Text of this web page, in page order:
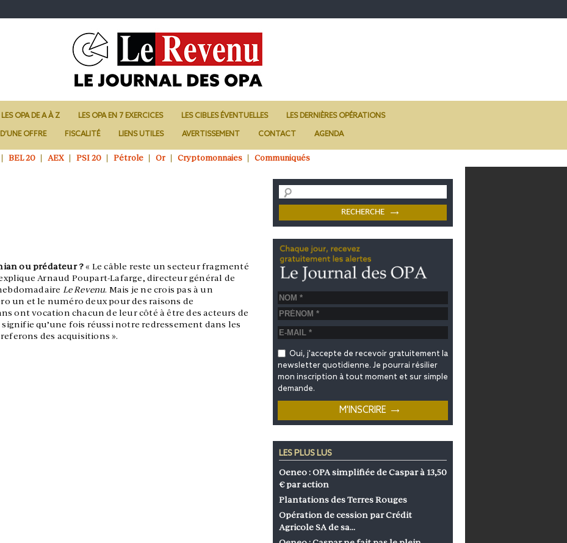
LES OPA DE A À Z LES OPA EN 7 EXERCICES LES CIBLES ÉVENTUELLES LES DERNIÈRES OPÉRATIONS
OFFRE FISCALITÉ LIENS UTILES AVERTISSEMENT CONTACT AGENDA
BEL 20 AEX PSI 20 Pétrole Or Cryptomonnaies Communiqués
ou prédateur ?« Le câble reste un secteur fragmenté
Arnaud Poupart-Lafarge, directeur général de
Le Revenu. Mais je ne crois pas à un
un et le numéro deux pour des raisons de
ont vocation chacun de leur côté à être des acteurs de
qu’une fois réussi notre redressement dans les
des acquisitions ».
Oui, j'accepte de recevoir gratuitement la
newsletter quotidienne. Je pourrai résilier
mon inscription à tout moment et sur simple
demande.
LES PLUS LUS
Oeneo : OPA simplifiée de Caspar à 13,50
€ par action
Plantations des Terres Rouges
Opération de cession par Crédit
Agricole SA de sa…